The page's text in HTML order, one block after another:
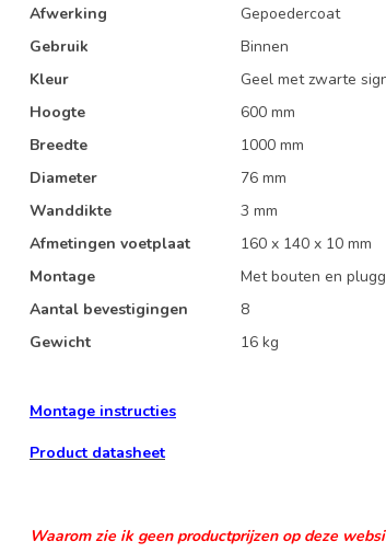
Afwerking
Gepoedercoat
Gebruik
Binnen
Kleur
Geel met zwarte
Hoogte
600 mm
Breedte
1000 mm
Diameter
76 mm
Wanddikte
3 mm
Afmetingen voetplaat
160 x 140 x 10 mm
Montage
Met bouten en
Aantal bevestigingen
8
Gewicht
16 kg
Montage instructies
Product datasheet
Waarom zie ik geen productprijzen op deze